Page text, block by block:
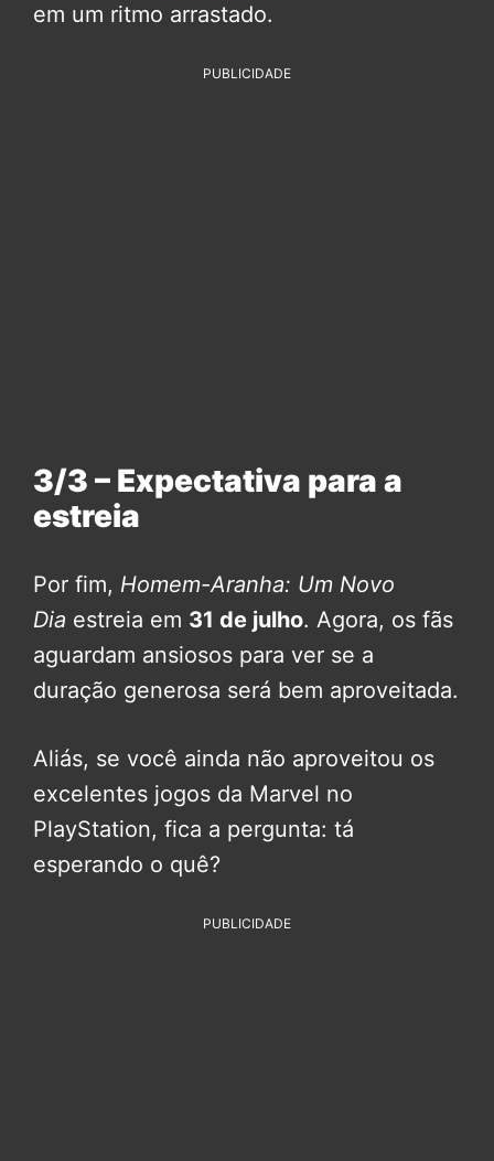
em um ritmo arrastado.
PUBLICIDADE
3/3 – Expectativa para a
estreia
Por fim, Homem-Aranha: Um Novo
Dia estreia em 31 de julho. Agora, os fãs
aguardam ansiosos para ver se a
duração generosa será bem aproveitada.
Aliás, se você ainda não aproveitou os
excelentes jogos da Marvel no
PlayStation, fica a pergunta: tá
esperando o quê?
PUBLICIDADE